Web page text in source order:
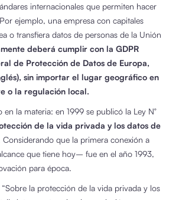
internacionales que permiten hacer
ejemplo, una empresa con capitales
o transfiera datos de personas de la Unión
deberá cumplir con la GDPR
de Protección de Datos de Europa,
sin importar el lugar geográfico en
o la regulación local.
la materia: en 1999 se publicó la Ley N°
de la vida privada y los datos de
Considerando que la primera conexión a
que tiene hoy– fue en el año 1993,
para época.
la protección de la vida privada y los